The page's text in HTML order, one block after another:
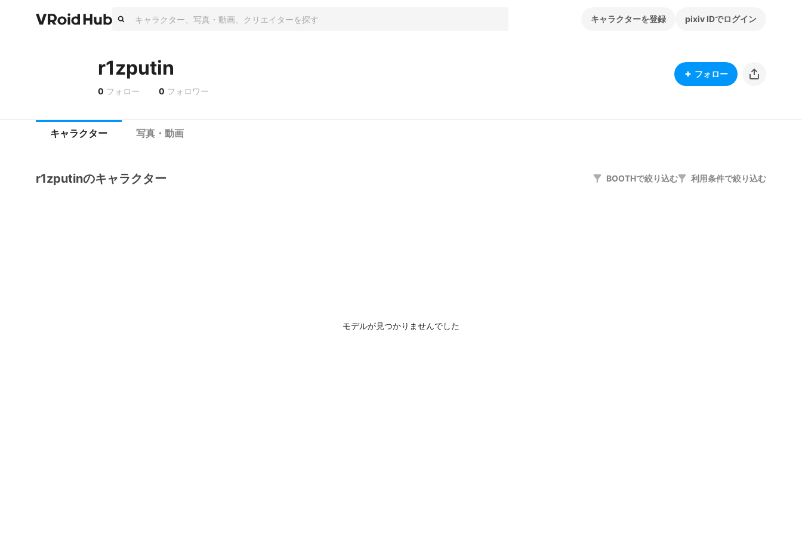
キャラクターを登録 pixiv IDでログイン
r1zputin
0 フォロー 0 フォロワー
フォロー
キャラクター 写真・動画
r1zputinのキャラクター BOOTHで絞り込む 利用条件で絞り込む
モデルが見つかりませんでした